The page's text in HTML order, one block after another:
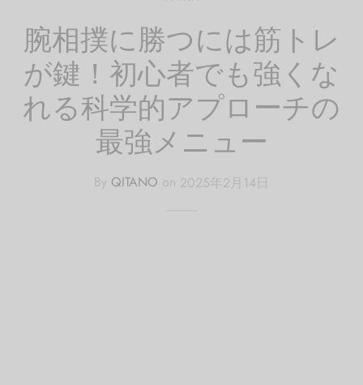
腕相撲に勝つには筋トレ
が鍵！初心者でも強くな
れる科学的アプローチの
最強メニュー
By QITANO on 2025年2月14日